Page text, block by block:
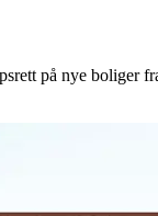
på nye boliger